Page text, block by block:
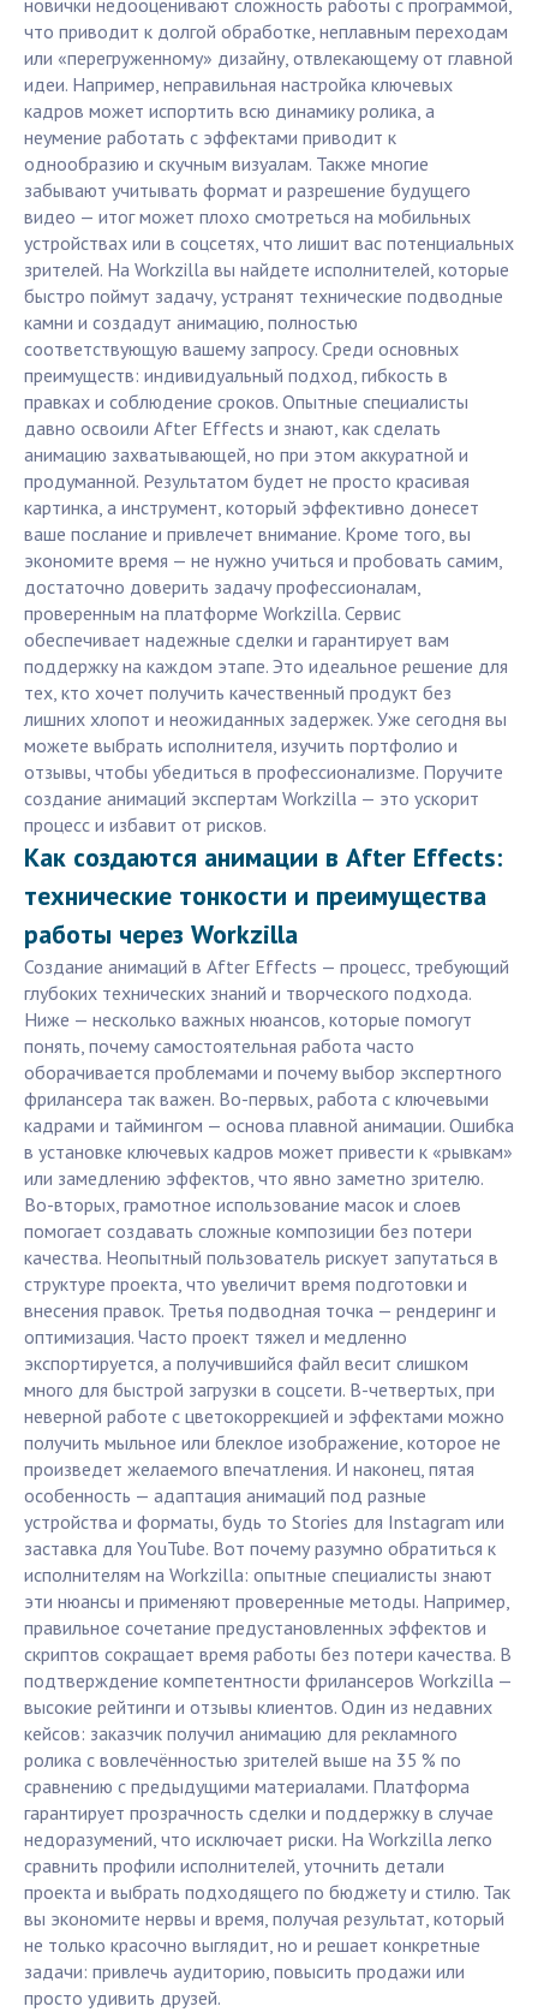
новички недооценивают сложность работы с программой,
что приводит к долгой обработке, неплавным переходам
или «перегруженному» дизайну, отвлекающему от главной
идеи. Например, неправильная настройка ключевых
кадров может испортить всю динамику ролика, а
неумение работать с эффектами приводит к
однообразию и скучным визуалам. Также многие
забывают учитывать формат и разрешение будущего
видео — итог может плохо смотреться на мобильных
устройствах или в соцсетях, что лишит вас потенциальных
зрителей. На Workzilla вы найдете исполнителей, которые
быстро поймут задачу, устранят технические подводные
камни и создадут анимацию, полностью
соответствующую вашему запросу. Среди основных
преимуществ: индивидуальный подход, гибкость в
правках и соблюдение сроков. Опытные специалисты
давно освоили After Effects и знают, как сделать
анимацию захватывающей, но при этом аккуратной и
продуманной. Результатом будет не просто красивая
картинка, а инструмент, который эффективно донесет
ваше послание и привлечет внимание. Кроме того, вы
экономите время — не нужно учиться и пробовать самим,
достаточно доверить задачу профессионалам,
проверенным на платформе Workzilla. Сервис
обеспечивает надежные сделки и гарантирует вам
поддержку на каждом этапе. Это идеальное решение для
тех, кто хочет получить качественный продукт без
лишних хлопот и неожиданных задержек. Уже сегодня вы
можете выбрать исполнителя, изучить портфолио и
отзывы, чтобы убедиться в профессионализме. Поручите
создание анимаций экспертам Workzilla — это ускорит
процесс и избавит от рисков.
Как создаются анимации в After Effects:
технические тонкости и преимущества
работы через Workzilla
Создание анимаций в After Effects — процесс, требующий
глубоких технических знаний и творческого подхода.
Ниже — несколько важных нюансов, которые помогут
понять, почему самостоятельная работа часто
оборачивается проблемами и почему выбор экспертного
фрилансера так важен. Во-первых, работа с ключевыми
кадрами и таймингом — основа плавной анимации. Ошибка
в установке ключевых кадров может привести к «рывкам»
или замедлению эффектов, что явно заметно зрителю.
Во-вторых, грамотное использование масок и слоев
помогает создавать сложные композиции без потери
качества. Неопытный пользователь рискует запутаться в
структуре проекта, что увеличит время подготовки и
внесения правок. Третья подводная точка — рендеринг и
оптимизация. Часто проект тяжел и медленно
экспортируется, а получившийся файл весит слишком
много для быстрой загрузки в соцсети. В-четвертых, при
неверной работе с цветокоррекцией и эффектами можно
получить мыльное или блеклое изображение, которое не
произведет желаемого впечатления. И наконец, пятая
особенность — адаптация анимаций под разные
устройства и форматы, будь то Stories для Instagram или
заставка для YouTube. Вот почему разумно обратиться к
исполнителям на Workzilla: опытные специалисты знают
эти нюансы и применяют проверенные методы. Например,
правильное сочетание предустановленных эффектов и
скриптов сокращает время работы без потери качества. В
подтверждение компетентности фрилансеров Workzilla —
высокие рейтинги и отзывы клиентов. Один из недавних
кейсов: заказчик получил анимацию для рекламного
ролика с вовлечённостью зрителей выше на 35 % по
сравнению с предыдущими материалами. Платформа
гарантирует прозрачность сделки и поддержку в случае
недоразумений, что исключает риски. На Workzilla легко
сравнить профили исполнителей, уточнить детали
проекта и выбрать подходящего по бюджету и стилю. Так
вы экономите нервы и время, получая результат, который
не только красочно выглядит, но и решает конкретные
задачи: привлечь аудиторию, повысить продажи или
просто удивить друзей.